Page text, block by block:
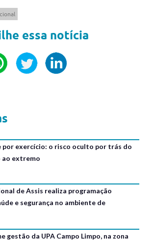
essa notícia
por exercício: o risco oculto por trás do
extremo
de Assis realiza programação
e segurança no ambiente de
gestão da UPA Campo Limpo, na zona